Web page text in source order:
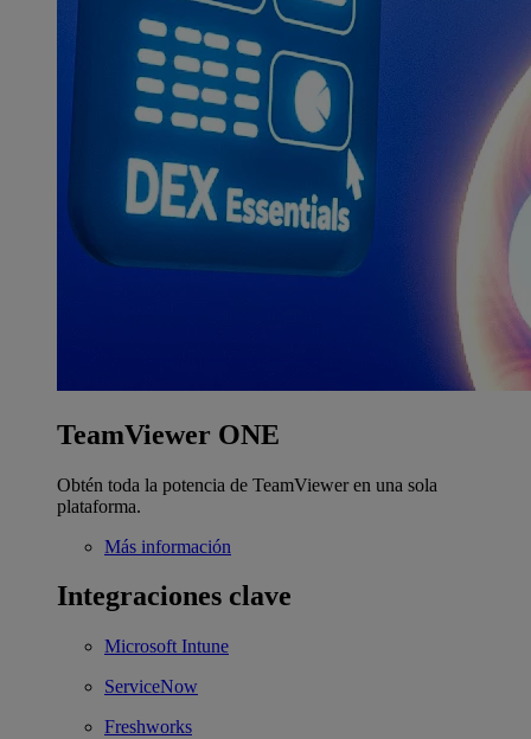
TeamViewer ONE
Obtén toda la potencia de TeamViewer en una sola
plataforma.
Más información
Integraciones clave
Microsoft Intune
ServiceNow
Freshworks